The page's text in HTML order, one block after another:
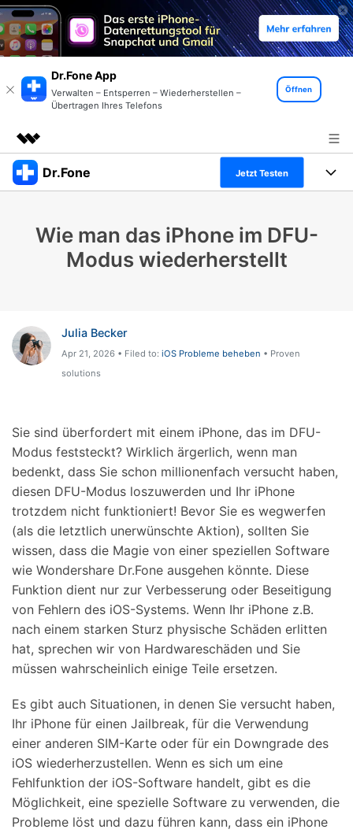
Dr.Fone App
Verwalten – Entsperren – Wiederherstellen –
Übertragen Ihres Telefons
Öffnen
Top-Produkte
Dienstprogramme
Überblick
Shop
Support
Dr.Fone Jetzt Testen
Alles-in-einem-Toolkit
Lösungen
Ressourcen & Lernen
Hilfe und Unterstützung erhalten
Android 16 FRP-Umgehung
Suchen
Wie man das iPhone im DFU-
Modus wiederherstellt
Julia Becker
Apr 21, 2026 • Filed to: iOS Probleme beheben • Proven
solutions
Sie sind überfordert mit einem iPhone, das im DFU-
Modus feststeckt? Wirklich ärgerlich, wenn man
bedenkt, dass Sie schon millionenfach versucht haben,
diesen DFU-Modus loszuwerden und Ihr iPhone
trotzdem nicht funktioniert! Bevor Sie es wegwerfen
(als die letztlich unerwünschte Aktion), sollten Sie
wissen, dass die Magie von einer speziellen Software
wie Wondershare Dr.Fone ausgehen könnte. Diese
Funktion dient nur zur Verbesserung oder Beseitigung
von Fehlern des iOS-Systems. Wenn Ihr iPhone z.B.
nach einem starken Sturz physische Schäden erlitten
hat, sprechen wir von Hardwareschäden und Sie
müssen wahrscheinlich einige Teile ersetzen.
Es gibt auch Situationen, in denen Sie versucht haben,
Ihr iPhone für einen Jailbreak, für die Verwendung
einer anderen SIM-Karte oder für ein Downgrade des
iOS wiederherzustellen. Wenn es sich um eine
Fehlfunktion der iOS-Software handelt, gibt es die
Möglichkeit, eine spezielle Software zu verwenden, die
Probleme löst und dazu führen kann, dass ein iPhone